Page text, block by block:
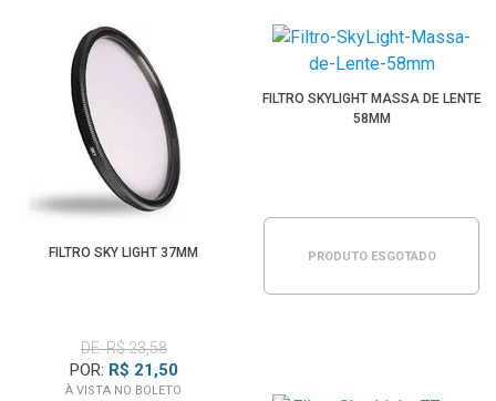
FILTRO SKY LIGHT 37MM
DE: R$ 23,58
POR: R$ 21,50
À VISTA NO BOLETO
FILTRO SKYLIGHT MASSA DE LENTE
58MM
PRODUTO ESGOTADO